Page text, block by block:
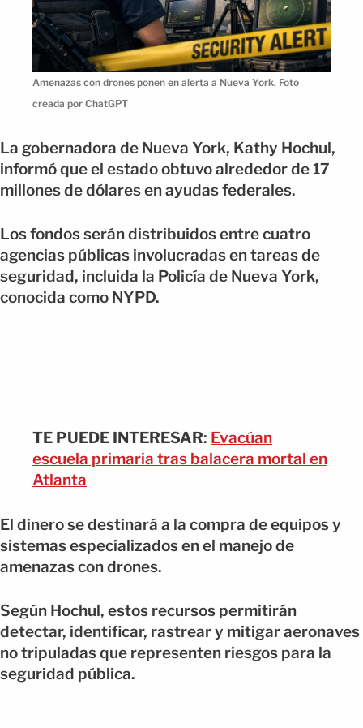
Amenazas con drones ponen en alerta a Nueva York. Foto
creada por ChatGPT
La gobernadora de Nueva York, Kathy Hochul,
informó que el estado obtuvo alrededor de 17
millones de dólares en ayudas federales.
Los fondos serán distribuidos entre cuatro
agencias públicas involucradas en tareas de
seguridad, incluida la Policía de Nueva York,
conocida como NYPD.
TE PUEDE INTERESAR: Evacúan
escuela primaria tras balacera mortal en
Atlanta
El dinero se destinará a la compra de equipos y
sistemas especializados en el manejo de
amenazas con drones.
Según Hochul, estos recursos permitirán
detectar, identificar, rastrear y mitigar aeronaves
no tripuladas que representen riesgos para la
seguridad pública.